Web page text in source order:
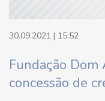
30.09.2021 | 15:52
Fundação
concessão de